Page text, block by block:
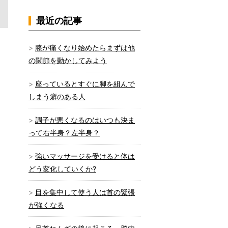
最近の記事
膝が痛くなり始めたらまずは他
の関節を動かしてみよう
座っているとすぐに脚を組んで
しまう癖のある人
調子が悪くなるのはいつも決ま
って右半身？左半身？
強いマッサージを受けると体は
どう変化していくか?
目を集中して使う人は首の緊張
が強くなる